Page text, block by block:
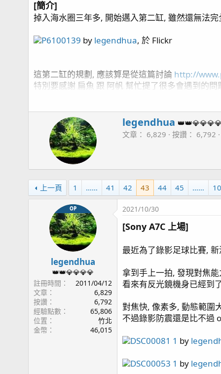
[簡介]
掉入海水圈三年多, 開始邁入第二缸, 雖然還無法
P6100139 by legendhua, 於 Flickr
這第二缸的規劃, 應該算是從這篇討論 http://
特別要感謝 扁魚 跟 阿帆 幫忙提了很多會遇到的問
[魚缸資訊]:
四呎側濾缸
魚缸尺寸: 120cm * 60cm * 50cm (長*寬*高)
主馬:Kraken DC-6500
蛋白: Red Sea Reefer Skimmer 600
控制: APEX 2016
造浪:APEX WAV*1 ,IceCap 3K (橫流造浪)*1,
Simalai 4頭滴定 *2 , RedSea 4頭滴
監測:KHGKHA
燈具:AD2 T5*2, AI 52HD*3,HME Block2*1
藻桶: Tunze 3181
沸石桶: HC 外置式超音波沸石桶
反應器: AQUA MEDI multi reactor S (GFO & 活性
溫控: 分離式冷水機
生物系統: AquaForest
停電方案: UPS (APC BE550G) + 打氣機 (Ehiem
[文章聯結]
page1 啟動
page6 魚蝦資料登入 / 橘點蝦虎(1)
page7 硬骨記錄(1) / 鼻涕戰爭 / 加菜囉!(假綿羊蝦幼
W
r
i
e
n
b
y
legendhua 👑👑💎💎💎💎
文章
6,829 按讚 6,792
上一頁 1 …… 41 42 43 44 45 ……
OP
legendhua
👑👑💎💎💎💎
註冊時間
2011/04/12
文章
6,829
按讚
6,792
經驗點數
65,806
位置
竹北
金幣
46,015
2021/10/30
[Sony A7C 上場]
最近為了錄影足球比賽,
拿到手上一拍, 發現對焦
看來有反光鏡機身已經到
對焦快, 像素多, 動態範圍
不過錄影防震還是比不過
DSC00081 1 by
DSC00053 1 by